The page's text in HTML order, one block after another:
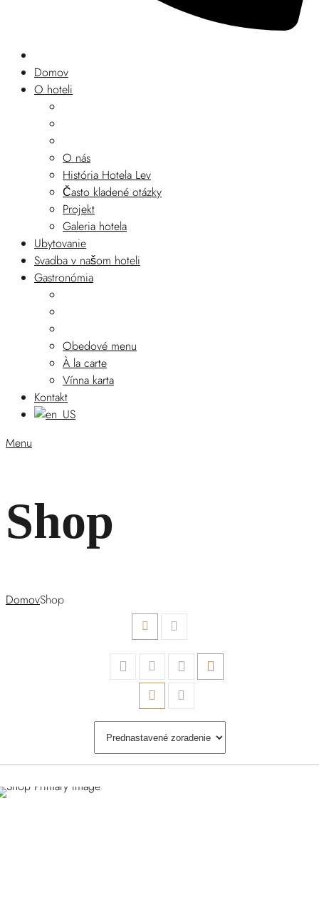
Domov
O hoteli
O nás
História Hotela Lev
Často kladené otázky
Projekt
Galeria hotela
Ubytovanie
Svadba v našom hoteli
Gastronómia
Obedové menu
À la carte
Vínna karta
Kontakt
Menu
Shop
DomovShop